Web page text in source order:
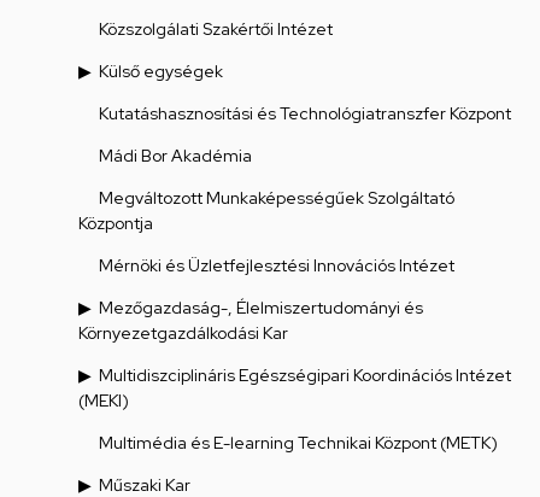
Közszolgálati Szakértői Intézet
Külső egységek
Kutatáshasznosítási és Technológiatranszfer Központ
Mádi Bor Akadémia
Megváltozott Munkaképességűek Szolgáltató
Központja
Mérnöki és Üzletfejlesztési Innovációs Intézet
Mezőgazdaság-, Élelmiszertudományi és
Környezetgazdálkodási Kar
Multidiszciplináris Egészségipari Koordinációs Intézet
(MEKI)
Multimédia és E-learning Technikai Központ (METK)
Műszaki Kar